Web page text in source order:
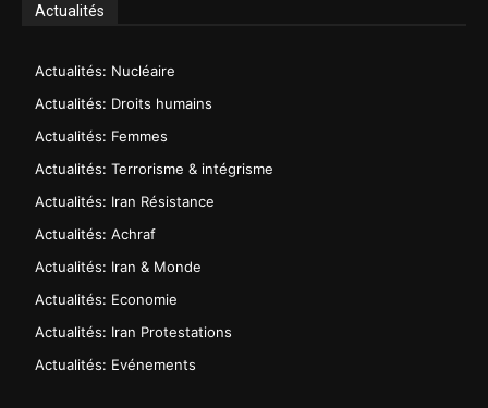
Actualités
Actualités: Nucléaire
Actualités: Droits humains
Actualités: Femmes
Actualités: Terrorisme & intégrisme
Actualités: Iran Résistance
Actualités: Achraf
Actualités: Iran & Monde
Actualités: Economie
Actualités: Iran Protestations
Actualités: Evénements